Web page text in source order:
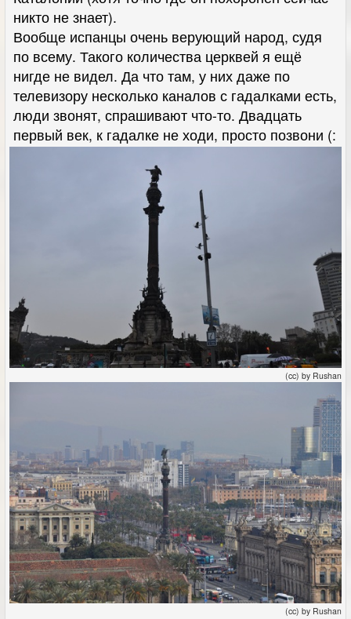
никто не знает).
Вообще испанцы очень верующий народ, судя
по всему. Такого количества церквей я ещё
нигде не видел. Да что там, у них даже по
телевизору несколько каналов с гадалками есть,
люди звонят, спрашивают что-то. Двадцать
первый век, к гадалке не ходи, просто позвони (:
(cc) by Rushan
(cc) by Rushan